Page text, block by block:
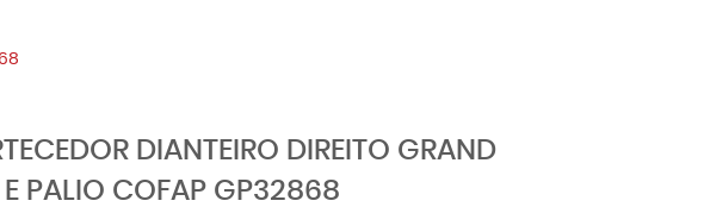
DIANTEIRO DIREITO GRAND
E PALIO COFAP GP32868